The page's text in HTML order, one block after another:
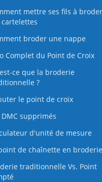
mettre ses fils à broder
broder une nappe
Complet du Point de Croix
ce que la broderie
?
le point de croix
DMC supprimés
d'unité de mesure
de chaînette en broderie
traditionnelle Vs. Point